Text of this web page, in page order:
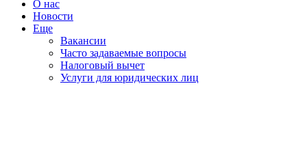
О нас
Новости
Еще
Вакансии
Часто задаваемые вопросы
Налоговый вычет
Услуги для юридических лиц